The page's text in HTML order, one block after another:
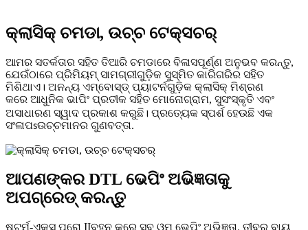
କ୍ଲାସିକ୍ ଚମଡା, ଉଚ୍ଚ ଟେକ୍ସଚର୍
ଆମର ସତର୍କତାର ସହିତ ତିଆରି ଚମଡାରେ ବିଳାସପୂର୍ଣ୍ଣ ଅନୁଭବ କରନ୍ତୁ,
ଯେଉଁଠାରେ ପ୍ରିମିୟମ୍ ସାମଗ୍ରୀଗୁଡ଼ିକ ସୁସ୍ମିତ କାରିଗରିର ସହିତ
ମିଶିଥାଏ। ଅନନ୍ୟ ଏମ୍ବୋସ୍ଡ୍ ପ୍ୟାଟର୍ନଗୁଡ଼ିକ କ୍ଲାସିକ୍ ମିଶ୍ରଣ
କରେ ଆଧୁନିକ ଭାପିଂ ପ୍ରତୀକ ସହିତ ମୋନୋଗ୍ରାମ, ସୁସଂସ୍କୃତି ଏବଂ
ଅସାଧାରଣ ସ୍ୱାଦ ପ୍ରକାଶ କରୁଛି। ପ୍ରତ୍ୟେକ ସ୍ପର୍ଶ ହେଉଛି ଏକ
ସଂଳାପsଉଚ୍ଚମାନର ଗୁଣବତ୍ତା.
ଆପଣଙ୍କର DTL ଭେପିଂ ଅଭିଜ୍ଞତାକୁ
ଅପଗ୍ରେଡ୍ କରନ୍ତୁ
ଷ୍ଟର୍ମ-ଏକ୍ସ ପ୍ରୋ II